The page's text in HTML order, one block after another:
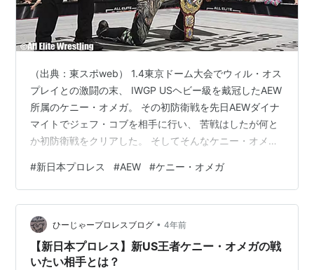
（出典：東スポweb） 1.4東京ドーム大会でウィル・オス
プレイとの激闘の末、 IWGP USヘビー級を戴冠したAEW
所属のケニー・オメガ。 その初防衛戦を先日AEWダイナ
マイトでジェフ・コブを相手に行い、 苦戦はしたが何と
か初防衛戦をクリアした。 そしてそんなケニー・オメガ
のブライアン・ダニエルソンである。 モクスリーなどの
メンバー総出でケニー・オメガを急襲し、 最後はブサイ
クニー、ラーベル・ロックでケニーをKOした ブライア
ン・ダニエルソン。 この展開を見る限り、次の挑戦者は
この男ということになるだろう。 さてこの元WWEスーパ
ースターで…
#新日本プロレス #AEW #ケニー・オメガ
ひーじゃープロレスブログ • 4年前
【新日本プロレス】新US王者ケニー・オメガの戦
いたい相手とは？